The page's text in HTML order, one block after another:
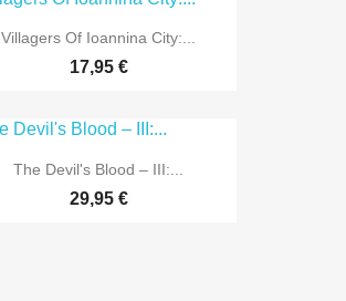
Villagers Of Ioannina City:...
17,95 €
The Devil's Blood ‎– III:...
29,95 €